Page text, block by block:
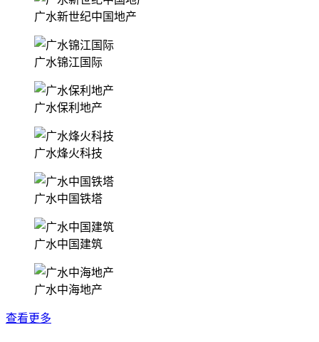
广水新世纪中国地产
广水锦江国际
广水保利地产
广水烽火科技
广水中国铁塔
广水中国建筑
广水中海地产
查看更多